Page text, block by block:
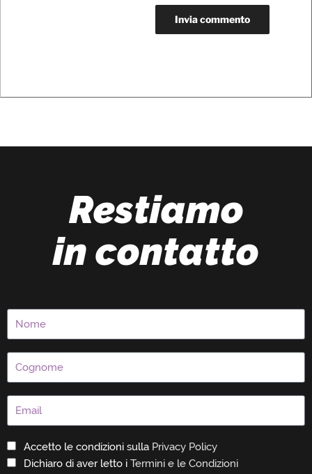
Restiamo
in contatto
Accetto le condizioni sulla Privacy Policy
Dichiaro di aver letto i Termini e le Condizioni